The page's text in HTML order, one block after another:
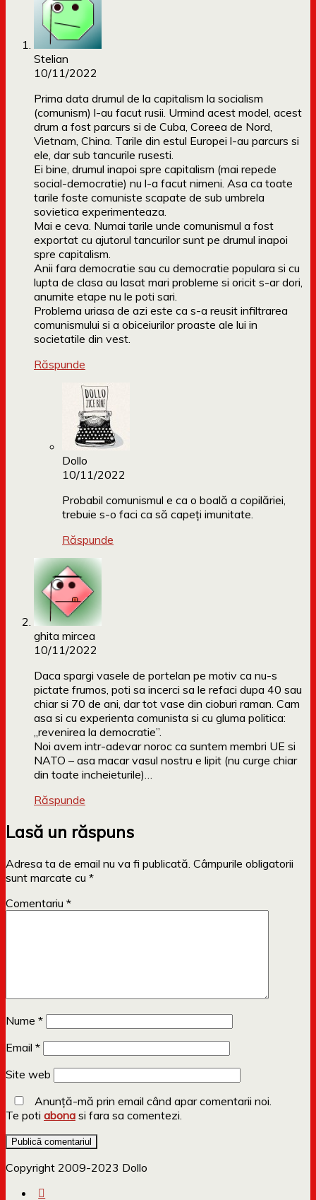
Stelian
10/11/2022
Prima data drumul de la capitalism la socialism
(comunism) l-au facut rusii. Urmind acest model, acest
drum a fost parcurs si de Cuba, Coreea de Nord,
Vietnam, China. Tarile din estul Europei l-au parcurs si
ele, dar sub tancurile rusesti.
Ei bine, drumul inapoi spre capitalism (mai repede
social-democratie) nu l-a facut nimeni. Asa ca toate
tarile foste comuniste scapate de sub umbrela
sovietica experimenteaza.
Mai e ceva. Numai tarile unde comunismul a fost
exportat cu ajutorul tancurilor sunt pe drumul inapoi
spre capitalism.
Anii fara democratie sau cu democratie populara si cu
lupta de clasa au lasat mari probleme si oricit s-ar dori,
anumite etape nu le poti sari.
Problema uriasa de azi este ca s-a reusit infiltrarea
comunismului si a obiceiurilor proaste ale lui in
societatile din vest.
Răspunde
Dollo
10/11/2022
Probabil comunismul e ca o boală a copilăriei,
trebuie s-o faci ca să capeți imunitate.
Răspunde
ghita mircea
10/11/2022
Daca spargi vasele de portelan pe motiv ca nu-s
pictate frumos, poti sa incerci sa le refaci dupa 40 sau
chiar si 70 de ani, dar tot vase din cioburi raman. Cam
asa si cu experienta comunista si cu gluma politica:
„revenirea la democratie”.
Noi avem intr-adevar noroc ca suntem membri UE si
NATO – asa macar vasul nostru e lipit (nu curge chiar
din toate incheieturile)…
Răspunde
Lasă un răspuns
Adresa ta de email nu va fi publicată. Câmpurile obligatorii
sunt marcate cu *
Comentariu *
Nume *
Email *
Site web
Anunță-mă prin email când apar comentarii noi.
Te poti abona si fara sa comentezi.
Copyright 2009-2023 Dollo